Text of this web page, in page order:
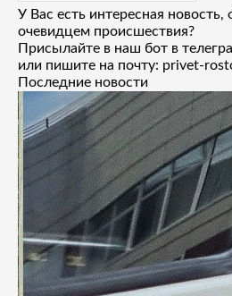
У Вас есть интересная
очевидцем происшествия?
Присылайте в наш бот в
или пишите на почту: privet-
Последние новости